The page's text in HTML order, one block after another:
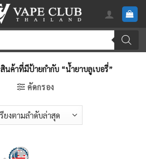
สินค้าที่มีป้ายกำกับ “น้ำยาบลูเบอรี่”
คัดกรอง